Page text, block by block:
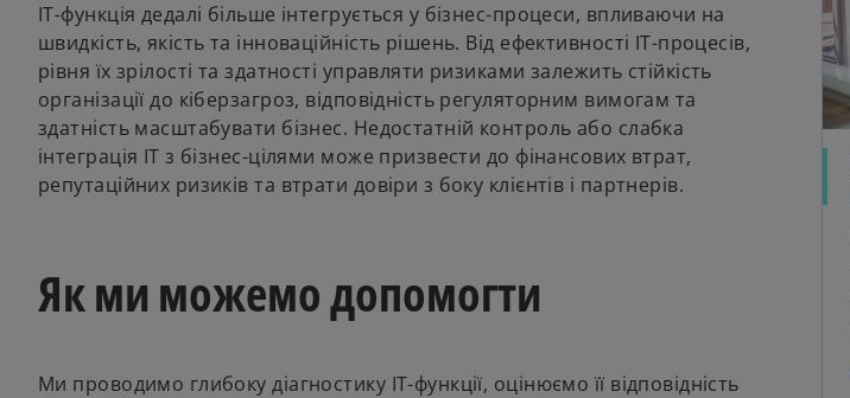
ІТ-функція дедалі більше інтегрується у бізнес-процеси, впливаючи на
швидкість, якість та інноваційність рішень. Від ефективності ІТ-процесів,
рівня їх зрілості та здатності управляти ризиками залежить стійкість
організації до кіберзагроз, відповідність регуляторним вимогам та
здатність масштабувати бізнес. Недостатній контроль або слабка
інтеграція ІТ з бізнес-цілями може призвести до фінансових втрат,
репутаційних ризиків та втрати довіри з боку клієнтів і партнерів.
Як ми можемо допомогти
Ми проводимо глибоку діагностику ІТ-функції, оцінюємо її відповідність